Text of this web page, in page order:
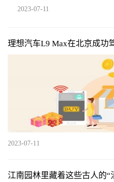
2023-07-11
理想汽车L9 Max在北京成功
“好玩”
2023-07-11
江南园林里藏着这些古人的“